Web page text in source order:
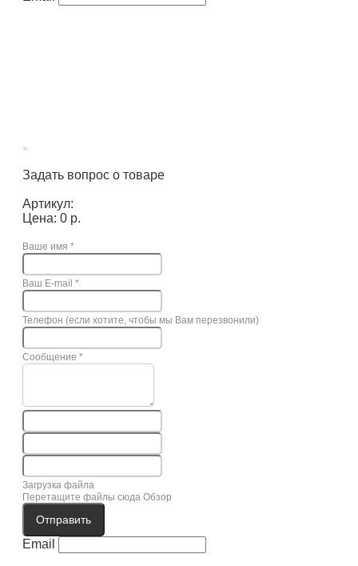
×
Задать вопрос о товаре
Артикул:
Цена: 0 р.
Ваше имя *
Ваш E-mail *
Телефон (если хотите, чтобы мы Вам перезвонили)
Сообщение *
Загрузка файла
Перетащите файлы сюда Обзор
Отправить
Email